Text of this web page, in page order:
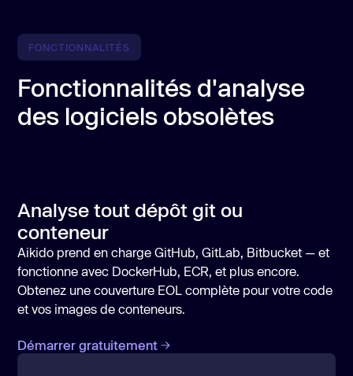
FONCTIONNALITÉS
Fonctionnalités d'analyse
des logiciels obsolètes
Analyse tout dépôt git ou
conteneur
Aikido prend en charge GitHub, GitLab, Bitbucket — et
fonctionne avec DockerHub, ECR, et plus encore.
Obtenez une couverture EOL complète pour votre code
et vos images de conteneurs.
Démarrer gratuitement